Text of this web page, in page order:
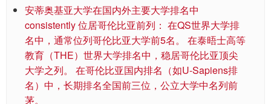
安蒂奥基亚大学在国内外主要大学排名中
consistently 位居哥伦比亚前列： 在QS世界大学排
名中，通常位列哥伦比亚大学前5名。 在泰晤士高等
教育（THE）世界大学排名中，稳居哥伦比亚顶尖
大学之列。 在哥伦比亚国内排名（如U-Sapiens排
名）中，长期排名全国前三位，公立大学中名列前
茅。